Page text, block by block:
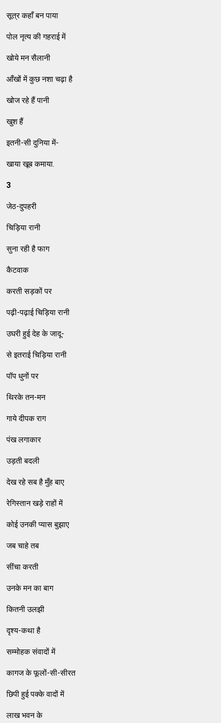
सूत्र कहाँ बन पाया
पोल नृत्य की गहराई में
खोये मन सैलानी
आँखों में कुछ नशा चढ़ा है
खोज रहे हैं पानी
खुश हैं
इतनी-सी दुनिया में-
खाया खूब कमाया.
3
जेठ-दुपहरी
चिड़िया रानी
सुना रही है फाग
कैटवाक
करती सड़कों पर
पढ़ी-पढ़ाई चिड़िया रानी
उघरी हुई देह के जादू-
से इतराई चिड़िया रानी
पॉप धुनों पर
थिरके तन-मन
गाये दीपक राग
पंख लगाकार
उड़ती बदली
देख रहे सब है मुँह बाए
रेगिस्तान खड़े राहों में
कोई उनकी प्यास बुझाए
जब चाहे तब
सींचा करती
उनके मन का बाग
कितनी उलझी
दृश्य-कथा है
सम्मोहक संवादों में
कागज के फूलों-सी-सीरत
छिपी हुई पक्के वादों में
लाख भवन के